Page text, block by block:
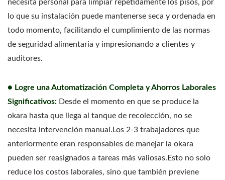
necesita personal para limpiar repetidamente los pisos, por
lo que su instalación puede mantenerse seca y ordenada en
todo momento, facilitando el cumplimiento de las normas
de seguridad alimentaria y impresionando a clientes y
auditores.
● Logre una Automatización Completa y Ahorros Laborales
Significativos: Desde el momento en que se produce la
okara hasta que llega al tanque de recolección, no se
necesita intervención manual.Los 2-3 trabajadores que
anteriormente eran responsables de manejar la okara
pueden ser reasignados a tareas más valiosas.Esto no solo
reduce los costos laborales, sino que también previene